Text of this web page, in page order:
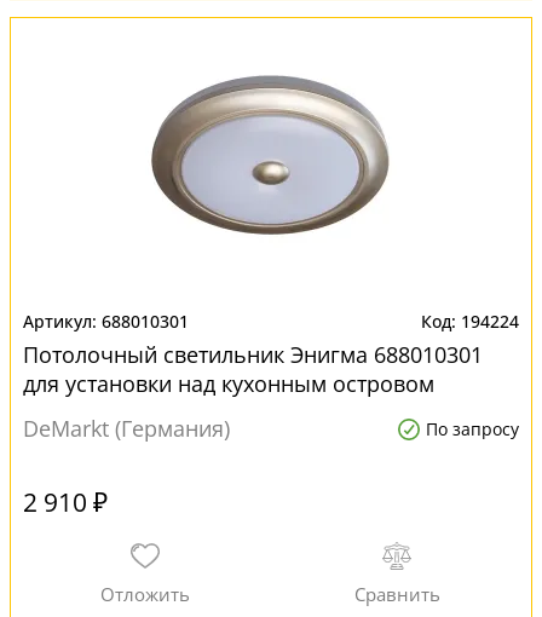
688010301 194224
Потолочный светильник Энигма 688010301
для установки над кухонным островом
DeMarkt (Германия)
По запросу
2 910 ₽